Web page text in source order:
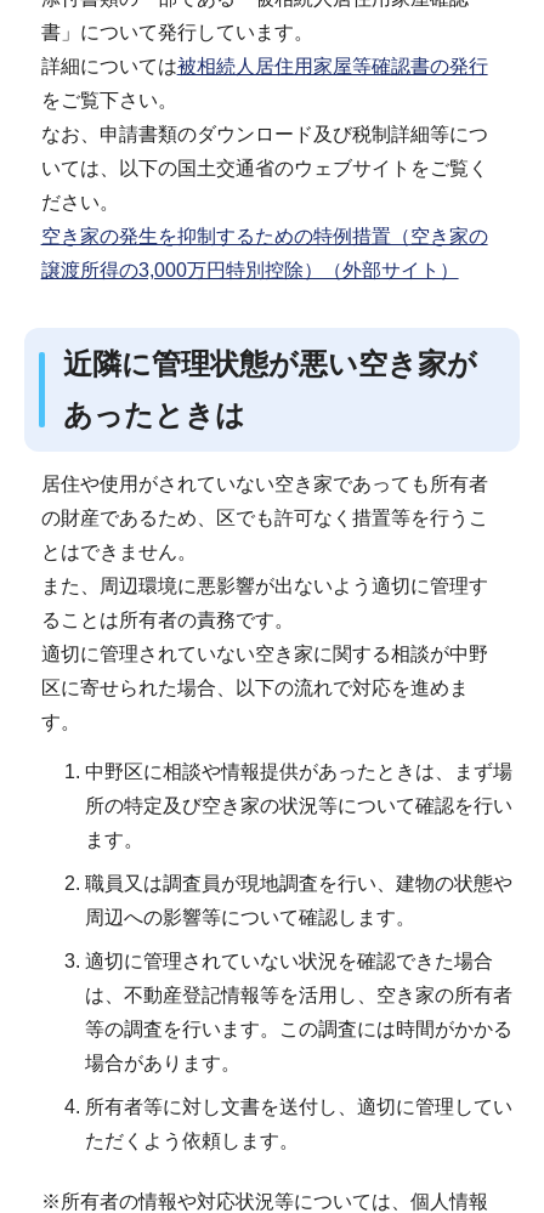
書」について発行しています。
詳細については被相続人居住用家屋等確認書の発行
をご覧下さい。
なお、申請書類のダウンロード及び税制詳細等につ
いては、以下の国土交通省のウェブサイトをご覧く
ださい。
空き家の発生を抑制するための特例措置（空き家の
譲渡所得の3,000万円特別控除）（外部サイト）
近隣に管理状態が悪い空き家が
あったときは
居住や使用がされていない空き家であっても所有者
の財産であるため、区でも許可なく措置等を行うこ
とはできません。
また、周辺環境に悪影響が出ないよう適切に管理す
ることは所有者の責務です。
適切に管理されていない空き家に関する相談が中野
区に寄せられた場合、以下の流れで対応を進めま
す。
中野区に相談や情報提供があったときは、まず場
所の特定及び空き家の状況等について確認を行い
ます。
職員又は調査員が現地調査を行い、建物の状態や
周辺への影響等について確認します。
適切に管理されていない状況を確認できた場合
は、不動産登記情報等を活用し、空き家の所有者
等の調査を行います。この調査には時間がかかる
場合があります。
所有者等に対し文書を送付し、適切に管理してい
ただくよう依頼します。
※所有者の情報や対応状況等については、個人情報